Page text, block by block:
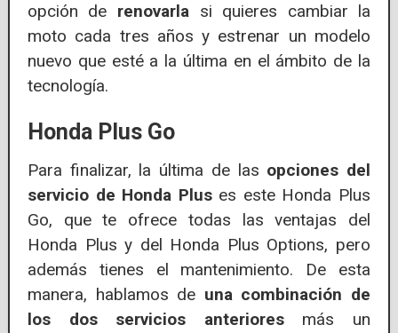
opción de renovarla si quieres cambiar la
moto cada tres años y estrenar un modelo
nuevo que esté a la última en el ámbito de la
tecnología.
Honda Plus Go
Para finalizar, la última de las opciones del
servicio de Honda Pluses este Honda Plus
Go, que te ofrece todas las ventajas del
Honda Plus y del Honda Plus Options, pero
además tienes el mantenimiento. De esta
manera, hablamos de una combinación de
los dos servicios anteriores más un